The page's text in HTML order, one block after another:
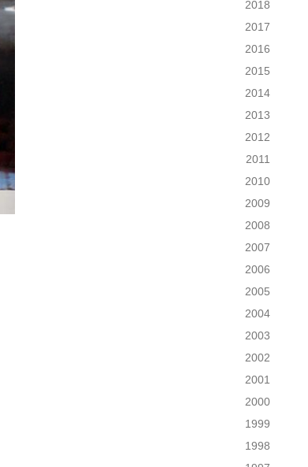
2018
2017
2016
2015
2014
2013
2012
2011
2010
2009
2008
2007
2006
2005
2004
2003
2002
2001
2000
1999
1998